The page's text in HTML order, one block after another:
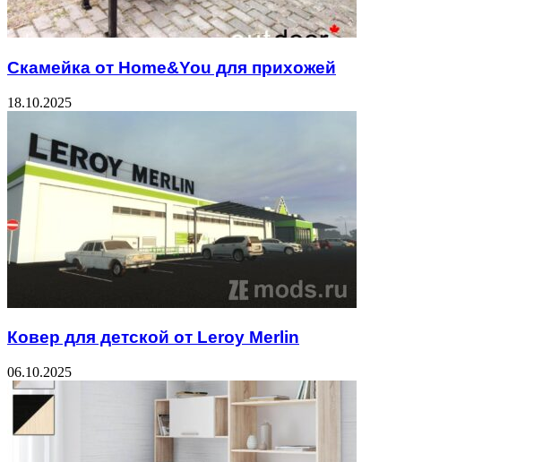
Скамейка от Home&You для прихожей
18.10.2025
Ковер для детской от Leroy Merlin
06.10.2025